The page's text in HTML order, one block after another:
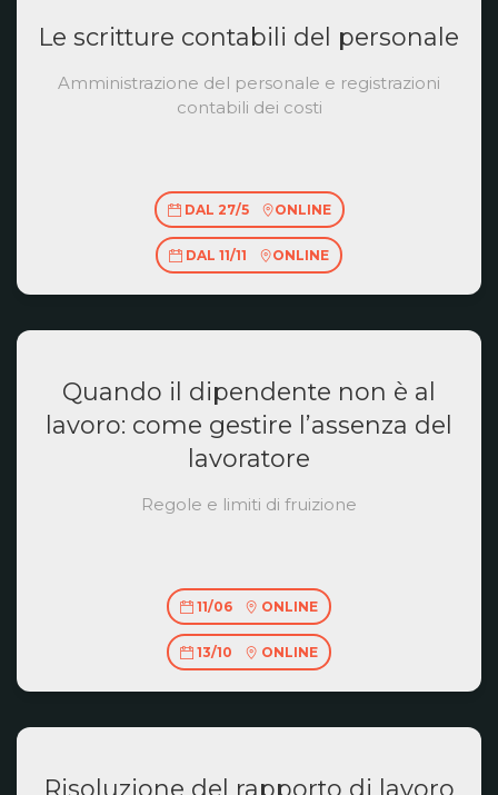
Le scritture contabili del personale
Amministrazione del personale e registrazioni
contabili dei costi
DAL 27/5 ONLINE
DAL 11/11 ONLINE
Quando il dipendente non è al
lavoro: come gestire l’assenza del
lavoratore
Regole e limiti di fruizione
11/06 ONLINE
13/10 ONLINE
Risoluzione del rapporto di lavoro